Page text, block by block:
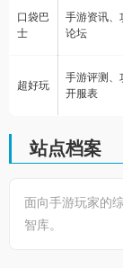
口袋巴
士
手游资讯、
论坛
超好玩
手游评测、
开服表
站点档案
面向手游玩家的
智库。